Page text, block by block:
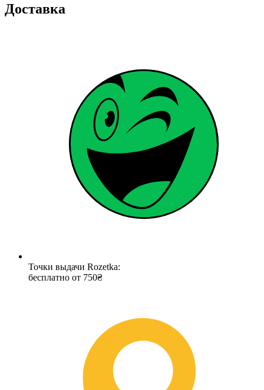
Доставка
Точки выдачи Rozetka:
бесплатно от 750₴